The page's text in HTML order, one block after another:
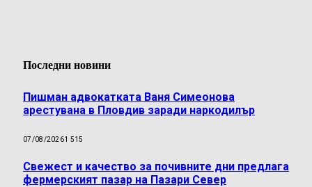
Последни новини
Пишман адвокатката Ваня Симеонова
арестувана в Пловдив заради наркодилър
07/08/20261 515
Свежест и качество за почивните дни предлага
фермерският пазар на Пазари Север